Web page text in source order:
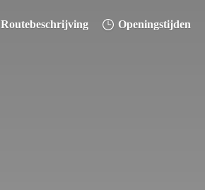
Routebeschrijving Openingstijden